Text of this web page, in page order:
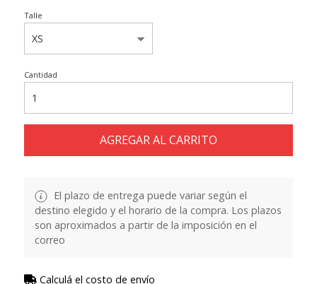
Talle
Cantidad
AGREGAR AL CARRITO
El plazo de entrega puede variar según el
destino elegido y el horario de la compra. Los plazos
son aproximados a partir de la imposición en el
correo
Calculá el costo de envío